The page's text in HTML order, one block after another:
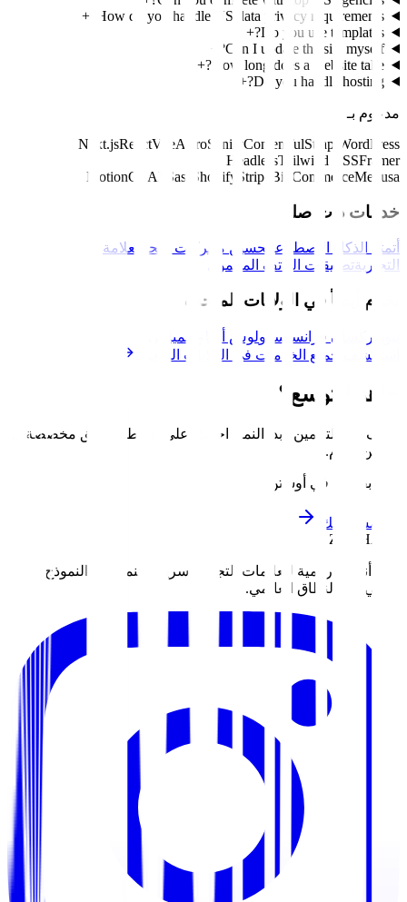
How do you handle US data privacy requirements?
+
Do you use templates?
+
Can I update the site myself?
+
How long does a website take?
+
Do you handle hosting?
+
مدعوم بـ
Next.jsReactVueAstroSanityContentfulStrapi
WordPress
HeadlessTailwind CSSFramer
MotionGSAP Sass Shopify Stripe BigCommerceMedusa
خدمات ذات صلة
أتمتة الذكاء الاصطناعي تحسين محركات البحث
العلامة
التجاريةتطبيقات الهاتف المحمول
نخدم أيضاً في الولايات المتحدة
نيويورك سان فرانسيسكولوس أنجلوسميامي
استكشف جميع الخدمات في الولايات المتحدة
جاهز للتوسع؟
توقف عن التخمين. ابدأ النمو. احصل على خارطة طريق مخصصة لـ
أوستن
اليوم.
التق بفريقنا في أوستن
ابدأ مشروعك
ZOUHALL
نبني أنظمة رقمية للعلامات التجارية سريعة النمو. من النموذج
الأولي إلى النطاق العالمي.